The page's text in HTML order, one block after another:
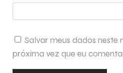
Salvar meus dados neste
próxima vez que eu